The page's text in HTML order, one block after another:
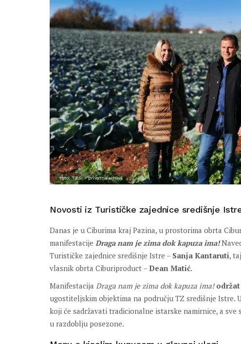
Foto: TZSI - privatna arhiva
Novosti iz Turističke zajednice središnje
Danas je u Ciburima kraj Pazina, u prostorima obrta
manifestacije Draga nam je zima dok kapuza ima!
Turističke zajednice središnje Istre – Sanja Kantaruti,
vlasnik obrta Ciburiproduct –Dean Matić.
Manifestacija Draga nam je zima dok kapuza ima! održat
ugostiteljskim objektima na području TZ središnje Istre.
koji će sadržavati tradicionalne istarske namirnice, a
u razdoblju posezone.